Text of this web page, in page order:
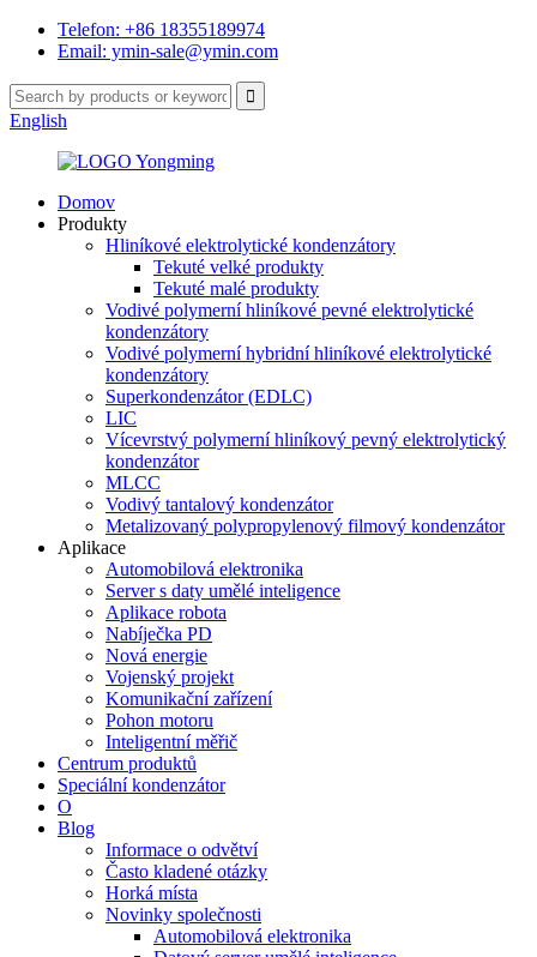
Telefon: +86 18355189974
Email: ymin-sale@ymin.com
English
Domov
Produkty
Hliníkové elektrolytické kondenzátory
Tekuté velké produkty
Tekuté malé produkty
Vodivé polymerní hliníkové pevné elektrolytické
kondenzátory
Vodivé polymerní hybridní hliníkové elektrolytické
kondenzátory
Superkondenzátor (EDLC)
LIC
Vícevrstvý polymerní hliníkový pevný elektrolytický
kondenzátor
MLCC
Vodivý tantalový kondenzátor
Metalizovaný polypropylenový filmový kondenzátor
Aplikace
Automobilová elektronika
Server s daty umělé inteligence
Aplikace robota
Nabíječka PD
Nová energie
Vojenský projekt
Komunikační zařízení
Pohon motoru
Inteligentní měřič
Centrum produktů
Speciální kondenzátor
O
Blog
Informace o odvětví
Často kladené otázky
Horká místa
Novinky společnosti
Automobilová elektronika